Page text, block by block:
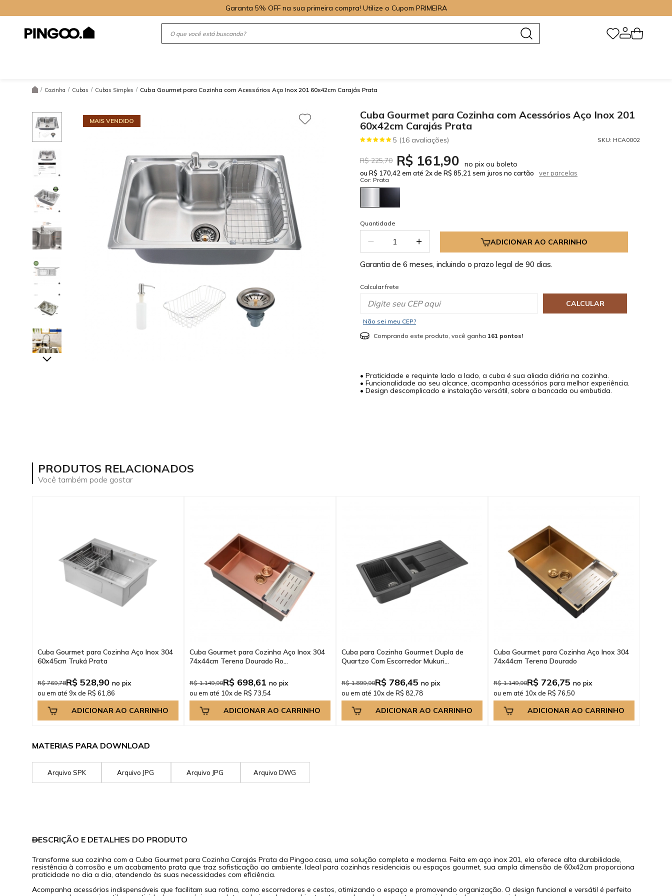
Garanta 5% OFF na sua primeira compra! Utilize o Cupom PRIMEIRA
/ Cozinha / Cubas / Cubas Simples / Cuba Gourmet para Cozinha com Acessórios Aço Inox 201 60x42cm Carajás Prata
MAIS VENDIDO
Cuba Gourmet para Cozinha com Acessórios Aço Inox 201
60x42cm Carajás Prata
5 (16 avaliações) SKU: HCA0002
R$ 225,70 R$ 161,90 no pix ou boleto
ou R$ 170,42 em até 2x de R$ 85,21 sem juros no cartão ver parcelas
Cor: Prata
Quantidade
ADICIONAR AO CARRINHO
Garantia de 6 meses, incluindo o prazo legal de 90 dias.
Calcular frete
CALCULAR
Não sei meu CEP?
Comprando este produto, você ganha 161 pontos!
• Praticidade e requinte lado a lado, a cuba é sua aliada diária na cozinha.
• Funcionalidade ao seu alcance, acompanha acessórios para melhor experiência.
• Design descomplicado e instalação versátil, sobre a bancada ou embutida.
PRODUTOS RELACIONADOS
Você também pode gostar
Cuba Gourmet para Cozinha Aço Inox 304
60x45cm Truká Prata
R$ 769,78R$ 528,90no pix
ou em até 9x de R$ 61,86
ADICIONAR AO CARRINHO
Cuba Gourmet para Cozinha Aço Inox 304
74x44cm Terena Dourado Ro...
R$ 1.149,90R$ 698,61no pix
ou em até 10x de R$ 73,54
ADICIONAR AO CARRINHO
Cuba para Cozinha Gourmet Dupla de
Quartzo Com Escorredor Mukuri...
R$ 1.899,90R$ 786,45 no pix
ou em até 10x de R$ 82,78
ADICIONAR AO CARRINHO
Cuba Gourmet para Cozinha Aço Inox 304
74x44cm Terena Dourado
R$ 1.149,90R$ 726,75 no pix
ou em até 10x de R$ 76,50
ADICIONAR AO CARRINHO
MATERIAS PARA DOWNLOAD
Arquivo SPK Arquivo JPG Arquivo JPG Arquivo DWG
DESCRIÇÃO E DETALHES DO PRODUTO
Transforme sua cozinha com a Cuba Gourmet para Cozinha Carajás Prata da Pingoo.casa, uma solução completa e moderna. Feita em aço inox 201, ela oferece alta durabilidade,
resistência à corrosão e um acabamento prata que traz sofisticação ao ambiente. Ideal para cozinhas residenciais ou espaços gourmet, sua ampla dimensão de 60x42cm proporciona
praticidade no dia a dia, atendendo às suas necessidades com eficiência.
Acompanha acessórios indispensáveis que facilitam sua rotina, como escorredores e cestos, otimizando o espaço e promovendo organização. O design funcional e versátil é perfeito